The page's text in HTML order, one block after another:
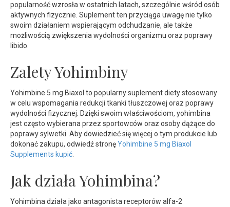
popularność wzrosła w ostatnich latach, szczególnie wśród osób
aktywnych fizycznie. Suplement ten przyciąga uwagę nie tylko
swoim działaniem wspierającym odchudzanie, ale także
możliwością zwiększenia wydolności organizmu oraz poprawy
libido.
Zalety Yohimbiny
Yohimbine 5 mg Biaxol to popularny suplement diety stosowany
w celu wspomagania redukcji tkanki tłuszczowej oraz poprawy
wydolności fizycznej. Dzięki swoim właściwościom, yohimbina
jest często wybierana przez sportowców oraz osoby dążące do
poprawy sylwetki. Aby dowiedzieć się więcej o tym produkcie lub
dokonać zakupu, odwiedź stronęYohimbine 5 mg Biaxol
Supplements kupić
Jak działa Yohimbina?
Yohimbina działa jako antagonista receptorów alfa-2